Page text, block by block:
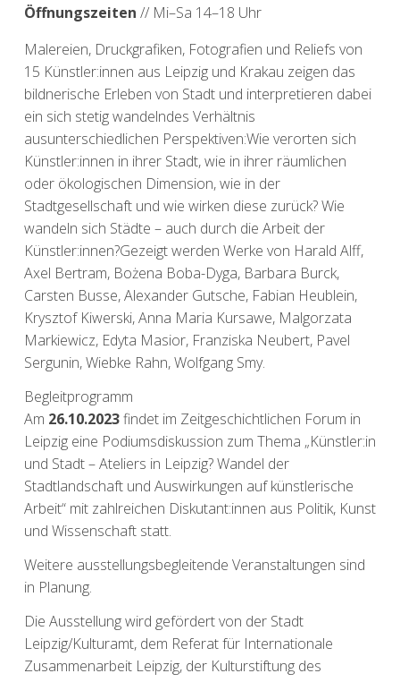
Öffnungszeiten // Mi–Sa 14–18 Uhr
Malereien, Druckgrafiken, Fotografien und Reliefs von
15 Künstler:innen aus Leipzig und Krakau zeigen das
bildnerische Erleben von Stadt und interpretieren dabei
ein sich stetig wandelndes Verhältnis
ausunterschiedlichen Perspektiven:Wie verorten sich
Künstler:innen in ihrer Stadt, wie in ihrer räumlichen
oder ökologischen Dimension, wie in der
Stadtgesellschaft und wie wirken diese zurück? Wie
wandeln sich Städte – auch durch die Arbeit der
Künstler:innen?Gezeigt werden Werke von Harald Alff,
Axel Bertram, Bożena Boba-Dyga, Barbara Burck,
Carsten Busse, Alexander Gutsche, Fabian Heublein,
Krysztof Kiwerski, Anna Maria Kursawe, Malgorzata
Markiewicz, Edyta Masior, Franziska Neubert, Pavel
Sergunin, Wiebke Rahn, Wolfgang Smy.
Begleitprogramm
Am 26.10.2023findet im Zeitgeschichtlichen Forum in
Leipzigeine Podiumsdiskussion zum Thema „Künstler:in
und Stadt – Ateliers in Leipzig? Wandel der
Stadtlandschaft und Auswirkungen auf künstlerische
Arbeit“ mit zahlreichen Diskutant:innen aus Politik, Kunst
und Wissenschaft statt.
Weitere ausstellungsbegleitende Veranstaltungen sind
in Planung.
Die Ausstellung wird gefördert von der Stadt
Leipzig/Kulturamt, dem Referat für Internationale
Zusammenarbeit Leipzig, der Kulturstiftung des